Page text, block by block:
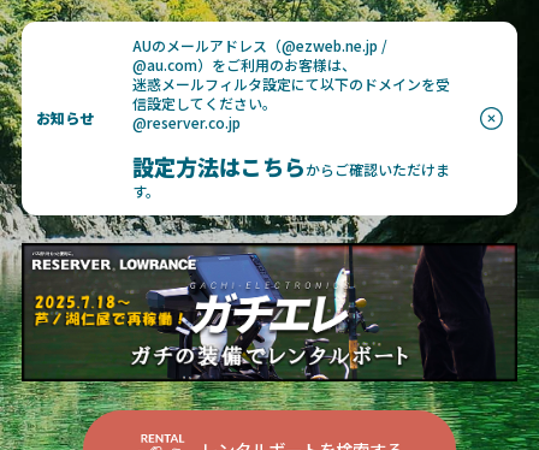
お知らせ
AUのメールアドレス（@ezweb.ne.jp /
@au.com）をご利用のお客様は、
迷惑メールフィルタ設定にて以下のドメインを受
信設定してください。
@reserver.co.jp
設定方法はこちらからご確認いただけま
す。